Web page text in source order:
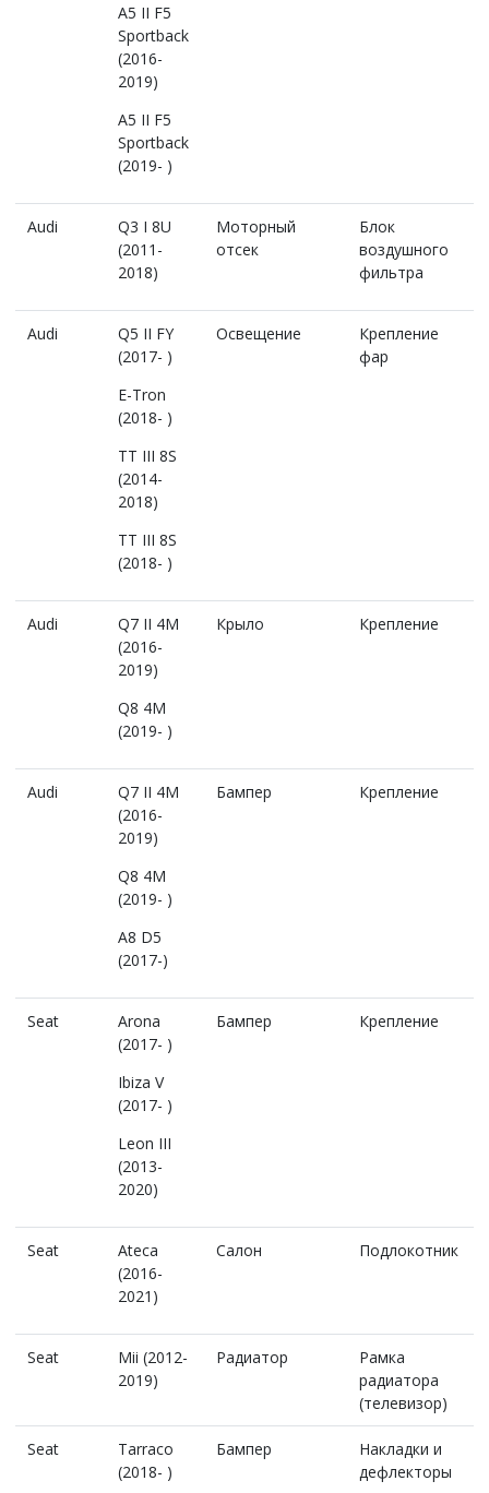
A5 II F5
Sportback
(2016-
2019)
A5 II F5
Sportback
(2019- )
Audi
Q3 I 8U
(2011-
2018)
Моторный
отсек
Блок
воздушного
фильтра
Audi
Q5 II FY
(2017- )
E-Tron
(2018- )
TT III 8S
(2014-
2018)
TT III 8S
(2018- )
Освещение
Крепление
фар
Audi
Q7 II 4M
(2016-
2019)
Q8 4M
(2019- )
Крыло Крепление
Audi
Q7 II 4M
(2016-
2019)
Q8 4M
(2019- )
A8 D5
(2017-)
Бампер Крепление
Seat
Arona
(2017- )
Ibiza V
(2017- )
Leon III
(2013-
2020)
Бампер Крепление
Seat
Ateca
(2016-
2021)
Салон Подлокотник
Seat
Mii (2012-
2019)
Радиатор
Рамка
радиатора
(телевизор)
Seat
Tarraco
(2018- )
Бампер
Накладки и
дефлекторы